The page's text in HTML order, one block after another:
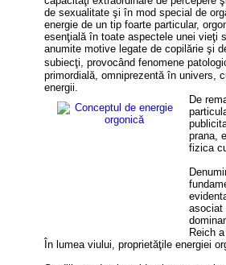
de sexualitate şi în mod special de
energie de un tip foarte particular,
esenţială în toate aspectele unei vieţi
anumite motive legate de copilărie şi
subiecţi, provocând fenomene
primordială, omniprezentă în univers,
energii.
De
prana,
fizica
asociat
Reich
În lumea viului, proprietăţile energiei